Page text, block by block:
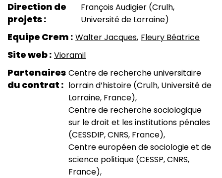
Direction de
projets
François Audigier (Crulh,
Université de Lorraine)
Equipe Crem Walter Jacques Fleury Béatrice
Site web Vioramil
Partenaires
du contrat
Centre de recherche universitaire
lorrain d’histoire (Crulh, Université de
Lorraine, France)
Centre de recherche sociologique
sur le droit et les institutions pénales
(CESSDIP, CNRS, France)
Centre européen de sociologie et de
science politique (CESSP, CNRS,
France)